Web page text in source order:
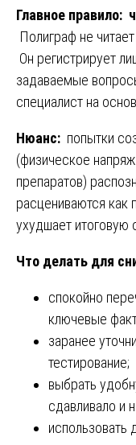
Главное правило:
Полиграф не
Он регистрирует
задаваемые
специалист на
Нюанс: попытки
(физическое
препаратов)
расцениваются как
ухудшает итоговую
Что делать для
спокойно
ключевые
заранее
тестирование;
выбрать
сдавливало и
использовать